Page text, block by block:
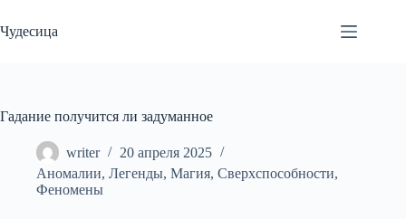
к
сути
Чудесица
Гадание получится ли задуманное
writer
20 апреля 2025
Аномалии, Легенды, Магия, Сверхспособности,
Феномены